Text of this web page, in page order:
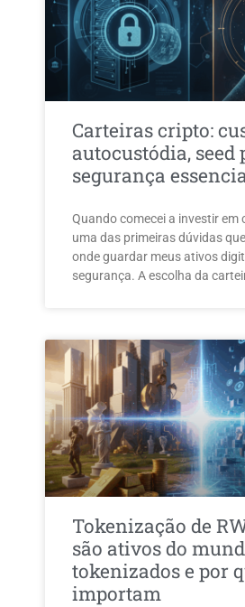
Carteiras cripto:
autocustódia, seed
segurança
Quando comecei a investir em
uma das primeiras dúvidas
onde guardar meus ativos
segurança. A escolha da
Tokenização de
são ativos do
tokenizados e por
importam